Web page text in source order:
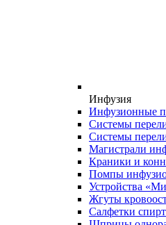
Инфузия
Инфузионные
Системы
Системы
Магистрали
Краники и
Помпы
Устройства
Жгуты
Салфетки